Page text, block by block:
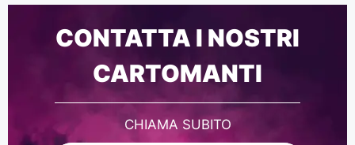
CONTATTA I NOSTRI
CARTOMANTI
CHIAMA SUBITO